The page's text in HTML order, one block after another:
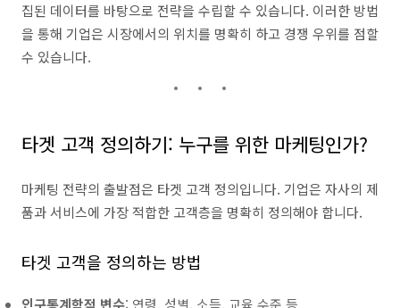
집된 데이터를 바탕으로 전략을 수립할 수 있습니다. 이러한 방법
을 통해 기업은 시장에서의 위치를 명확히 하고 경쟁 우위를 점할
수 있습니다.
타겟 고객 정의하기: 누구를 위한 마케팅인가?
마케팅 전략의 출발점은 타겟 고객 정의입니다. 기업은 자사의 제
품과 서비스에 가장 적합한 고객층을 명확히 정의해야 합니다.
타겟 고객을 정의하는 방법
인구통계학적 변수: 연령, 성별, 소득, 교육 수준 등